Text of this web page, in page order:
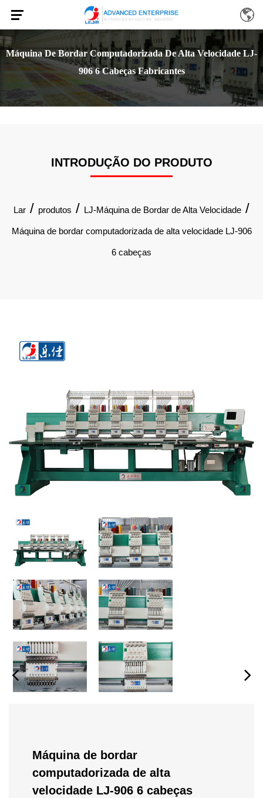
Máquina De Bordar Computadorizada De Alta Velocidade LJ-
906 6 Cabeças Fabricantes
INTRODUÇÃO DO PRODUTO
Lar / produtos / LJ-Máquina de Bordar de Alta Velocidade /
Máquina de bordar computadorizada de alta velocidade LJ-906
6 cabeças
Máquina de bordar
computadorizada de alta
velocidade LJ-906 6 cabeças